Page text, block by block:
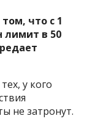
что с 1
лимит в 50
у кого
не затронут.